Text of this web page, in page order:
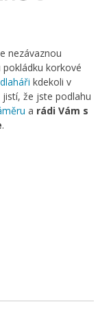
nezávaznou
korkové
kdekoli v
jistí, že jste podlahu
a rádi Vám s
.